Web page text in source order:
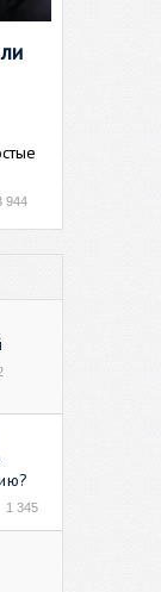
944
1 345